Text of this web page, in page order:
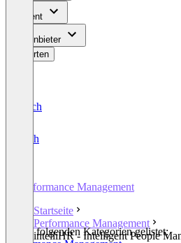
Content
Für Anbieter
Bewerten
Deutsch
English
Performance Management
Startseite
Performance Management
intelliHR - Intelligent People
In den folgenden Kategorien gelistet: